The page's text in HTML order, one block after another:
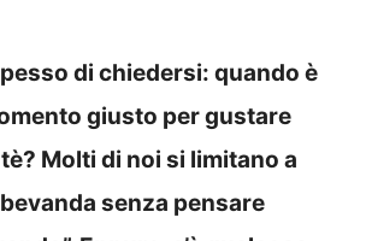
di chiedersi: quando è
giusto per gustare
Molti di noi si limitano a
senza pensare